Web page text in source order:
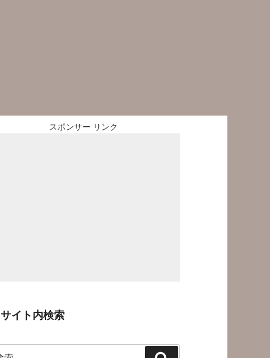
スポンサー リンク
サイト内検索